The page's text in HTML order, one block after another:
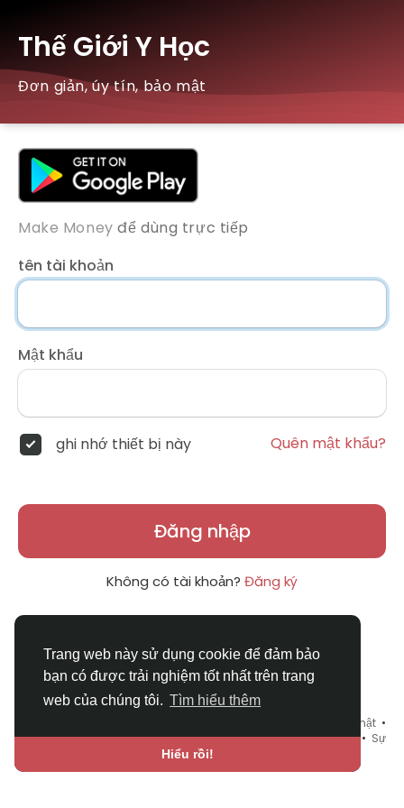
Trang web này sử dụng cookie để đảm bảo
bạn có được trải nghiệm tốt nhất trên trang
web của chúng tôi. Tìm hiểu thêm
Hiểu rồi!
Thế Giới Y Học
Đơn giản, úy tín, bảo mật
Make Money để dùng trực tiếp
tên tài khoản
Mật khẩu
ghi nhớ thiết bị này Quên mật khẩu?
Đăng nhập
Không có tài khoản? Đăng ký
Chính sách bảo mật •
Liên hệ chúng tôi•Bao Quát•Danh mục•Blog•Diễn đàn• Sự
Chợ Tình•